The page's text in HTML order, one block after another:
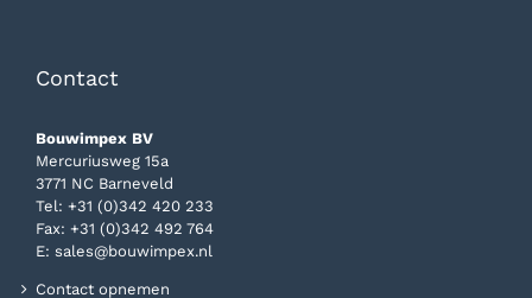
Contact
Bouwimpex BV
Mercuriusweg 15a
3771 NC Barneveld
Tel: +31 (0)342 420 233
Fax: +31 (0)342 492 764
E: sales@bouwimpex.nl
Contact opnemen